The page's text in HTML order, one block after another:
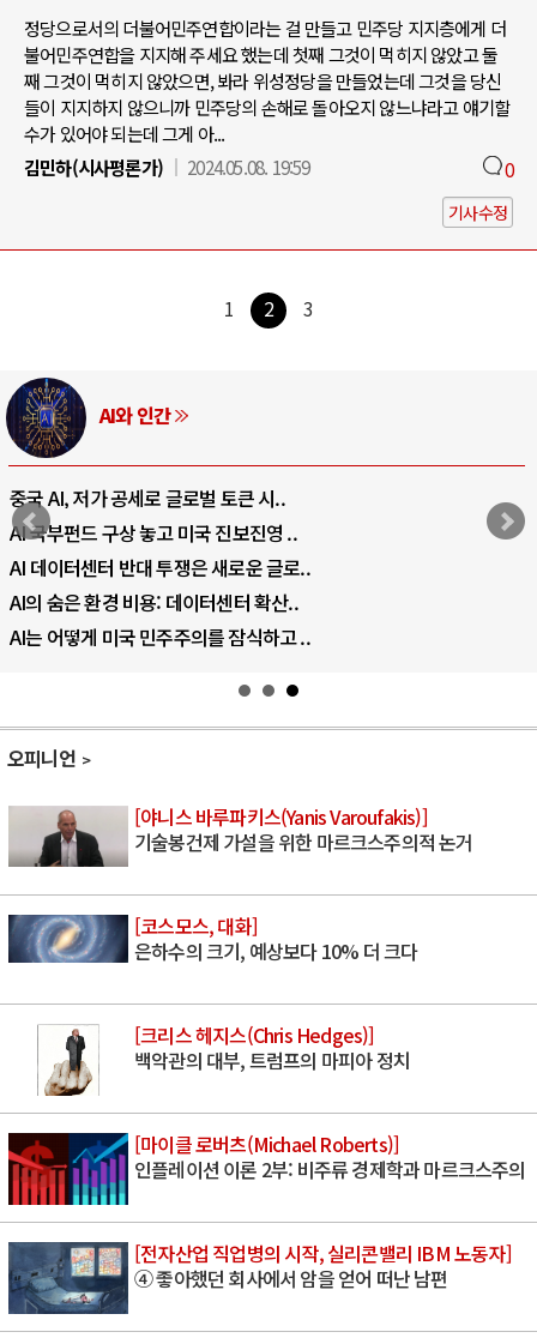
정당으로서의 더불어민주연합이라는 걸 만들고 민주당 지지층에게 더
불어민주연합을 지지해 주세요 했는데 첫째 그것이 먹히지 않았고 둘
째 그것이 먹히지 않았으면, 봐라 위성정당을 만들었는데 그것을 당신
들이 지지하지 않으니까 민주당의 손해로 돌아오지 않느냐라고 얘기할
수가 있어야 되는데 그게 아...
김민하(시사평론가)
2024.05.08. 19:59 0
기사수정
1 2 3
AI와 인간
중국 AI, 저가 공세로 글로벌 토큰 시..
AI 국부펀드 구상 놓고 미국 진보진영 ..
AI 데이터센터 반대 투쟁은 새로운 글로..
AI의 숨은 환경 비용: 데이터센터 확산..
AI는 어떻게 미국 민주주의를 잠식하고 ..
오피니언
[야니스 바루파키스(Yanis Varoufakis)]
기술봉건제 가설을 위한 마르크스주의적 논거
[코스모스, 대화]
은하수의 크기, 예상보다 10% 더 크다
[크리스 헤지스(Chris Hedges)]
백악관의 대부, 트럼프의 마피아 정치
[마이클 로버츠(Michael Roberts)]
인플레이션 이론 2부: 비주류 경제학과 마르크스주의
[전자산업 직업병의 시작, 실리콘밸리 IBM 노동자]
④ 좋아했던 회사에서 암을 얻어 떠난 남편